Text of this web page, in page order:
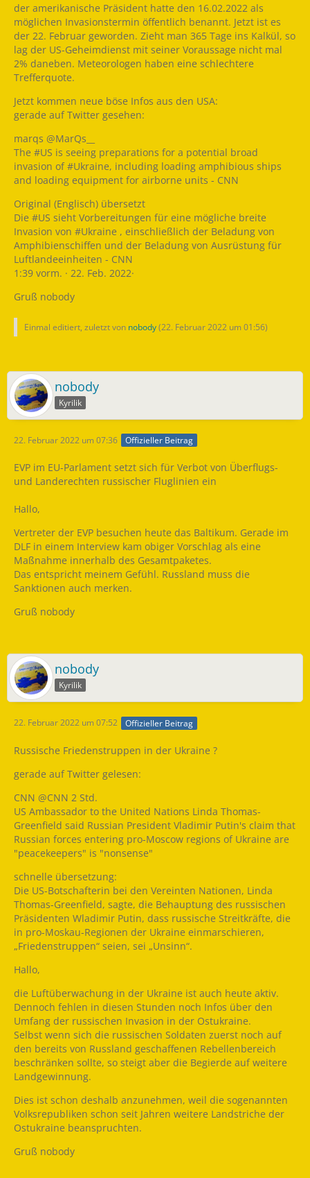
der amerikanische Präsident hatte den 16.02.2022 als
möglichen Invasionstermin öffentlich benannt. Jetzt ist es
der 22. Februar geworden. Zieht man 365 Tage ins Kalkül, so
lag der US-Geheimdienst mit seiner Voraussage nicht mal
2% daneben. Meteorologen haben eine schlechtere
Trefferquote.
Jetzt kommen neue böse Infos aus den USA:
gerade auf Twitter gesehen:
marqs @MarQs__
The #US is seeing preparations for a potential broad
invasion of #Ukraine, including loading amphibious ships
and loading equipment for airborne units - CNN
Original (Englisch) übersetzt
Die #US sieht Vorbereitungen für eine mögliche breite
Invasion von #Ukraine , einschließlich der Beladung von
Amphibienschiffen und der Beladung von Ausrüstung für
Luftlandeeinheiten - CNN
1:39 vorm. · 22. Feb. 2022·
Gruß nobody
Einmal editiert, zuletzt von nobody(22. Februar 2022 um 01:56)
nobody
Kyrilik
22. Februar 2022 um 07:36 Offizieller Beitrag
EVP im EU-Parlament setzt sich für Verbot von Überflugs-
und Landerechten russischer Fluglinien ein
Hallo,
Vertreter der EVP besuchen heute das Baltikum. Gerade im
DLF in einem Interview kam obiger Vorschlag als eine
Maßnahme innerhalb des Gesamtpaketes.
Das entspricht meinem Gefühl. Russland muss die
Sanktionen auch merken.
Gruß nobody
nobody
Kyrilik
22. Februar 2022 um 07:52 Offizieller Beitrag
Russische Friedenstruppen in der Ukraine ?
gerade auf Twitter gelesen:
CNN @CNN 2 Std.
US Ambassador to the United Nations Linda Thomas-
Greenfield said Russian President Vladimir Putin's claim that
Russian forces entering pro-Moscow regions of Ukraine are
"peacekeepers" is "nonsense"
schnelle übersetzung:
Die US-Botschafterin bei den Vereinten Nationen, Linda
Thomas-Greenfield, sagte, die Behauptung des russischen
Präsidenten Wladimir Putin, dass russische Streitkräfte, die
in pro-Moskau-Regionen der Ukraine einmarschieren,
„Friedenstruppen“ seien, sei „Unsinn“.
Hallo,
die Luftüberwachung in der Ukraine ist auch heute aktiv.
Dennoch fehlen in diesen Stunden noch Infos über den
Umfang der russischen Invasion in der Ostukraine.
Selbst wenn sich die russischen Soldaten zuerst noch auf
den bereits von Russland geschaffenen Rebellenbereich
beschränken sollte, so steigt aber die Begierde auf weitere
Landgewinnung.
Dies ist schon deshalb anzunehmen, weil die sogenannten
Volksrepubliken schon seit Jahren weitere Landstriche der
Ostukraine beanspruchten.
Gruß nobody